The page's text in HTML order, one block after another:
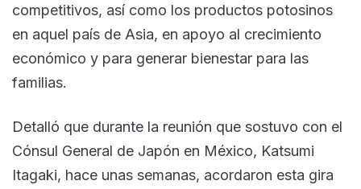
competitivos, así como los productos potosinos
en aquel país de Asia, en apoyo al crecimiento
económico y para generar bienestar para las
familias.
Detalló que durante la reunión que sostuvo con el
Cónsul General de Japón en México, Katsumi
Itagaki, hace unas semanas, acordaron esta gira